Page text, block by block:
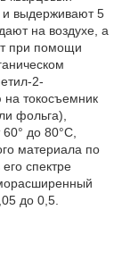
и выдерживают 5
на воздухе, а
при помощи
2-
токосъемник
фольга),
до 80°С,
материала по
спектре
до 0,5.